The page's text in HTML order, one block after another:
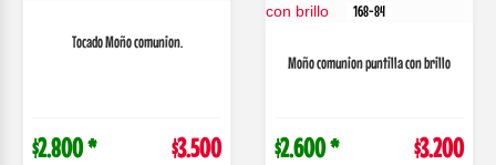
Tocado Moño comunion.
$2.800 * $3.500
168-84
Moño comunion puntilla con brillo
$2.600 * $3.200